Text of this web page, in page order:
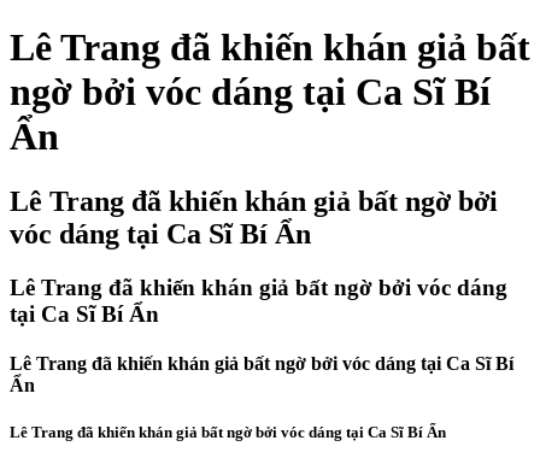
Lê Trang đã khiến khán giả bất
ngờ bởi vóc dáng tại Ca Sĩ Bí
Ẩn
Lê Trang đã khiến khán giả bất ngờ bởi
vóc dáng tại Ca Sĩ Bí Ẩn
Lê Trang đã khiến khán giả bất ngờ bởi vóc dáng
tại Ca Sĩ Bí Ẩn
Lê Trang đã khiến khán giả bất ngờ bởi vóc dáng tại Ca Sĩ Bí
Ẩn
Lê Trang đã khiến khán giả bất ngờ bởi vóc dáng tại Ca Sĩ Bí Ẩn